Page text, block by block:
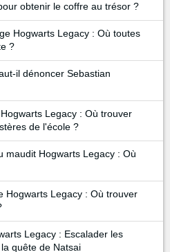
obtenir le coffre au trésor ?
Hogwarts Legacy : Où toutes
?
il dénoncer Sebastian
Legacy : Où trouver
de l'école ?
maudit Hogwarts Legacy : Où
Hogwarts Legacy : Où trouver
Legacy : Escalader les
quête de Natsai